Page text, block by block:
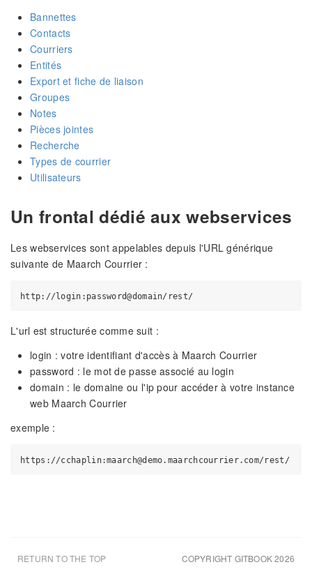
Bannettes
Contacts
Courriers
Entités
Export et fiche de liaison
Groupes
Notes
Pièces jointes
Recherche
Types de courrier
Utilisateurs
Un frontal dédié aux webservices
Les webservices sont appelables depuis l'URL générique
suivante de Maarch Courrier :
L'url est structurée comme suit :
login : votre identifiant d'accès à Maarch Courrier
password : le mot de passe associé au login
domain : le domaine ou l'ip pour accéder à votre instance
web Maarch Courrier
exemple :
COPYRIGHT GITBOOK 2026
RETURN TO THE TOP